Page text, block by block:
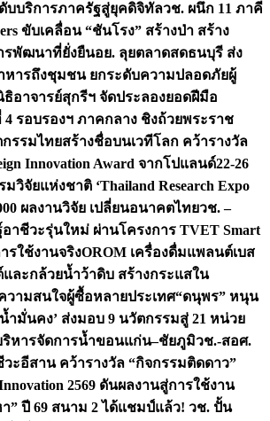
บบริการภาครัฐสู่ยุคดิจิทัลวช. ผนึก 11 ภาคี
ขับเคลื่อน “ชันโรง” สร้างป่า สร้าง
รพัฒนาที่ยั่งยืนอย. ลุยตลาดสดธนบุรี ส่ง
หารถึงชุมชน ยกระดับความปลอดภัยผู้
อาจารย์สุกรีฯ จัดประลองยอดฝีมือ
4 รอบรองฯ ภาคกลาง ชิงถ้วยพระราช
รรมไทยสร้างชื่อบนเวทีโลก คว้ารางวัล
Innovation Award จากโปแลนด์22-26
วิจัยแห่งชาติ ‘Thailand Research Expo
ผลงานวิจัย เปลี่ยนอนาคตไทยวช. –
าชีวะรุ่นใหม่ ผ่านโครงการ TVET Smart
รใช้งานจริงOROM เครื่องดื่มแพลนต์เบส
ละกล้วยน้ำว้าดิบ สร้างกระแสใน
วามสนใจผู้ซื้อหลายประเทศ“ดนุพร” หนุน
ำมั่นคง’ ส่งมอบ 9 นวัตกรรมสู่ 21 หน่วย
ริหารจัดการน้ำขอนแก่น–ชัยภูมิวช.-สอศ.
ะอีสาน คว้ารางวัล “กิจกรรมติดดาว”
2569 ดันผลงานสู่การใช้งาน
” ปี 69 สนาม 2 ได้แชมป์แล้ว! วช. ปั้น